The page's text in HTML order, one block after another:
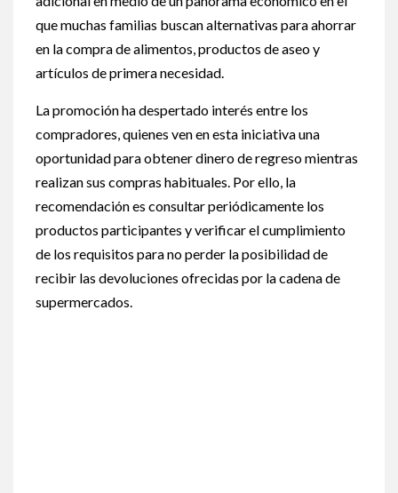
que muchas familias buscan alternativas para ahorrar
en la compra de alimentos, productos de aseo y
artículos de primera necesidad.
La promoción ha despertado interés entre los
compradores, quienes ven en esta iniciativa una
oportunidad para obtener dinero de regreso mientras
realizan sus compras habituales. Por ello, la
recomendación es consultar periódicamente los
productos participantes y verificar el cumplimiento
de los requisitos para no perder la posibilidad de
recibir las devoluciones ofrecidas por la cadena de
supermercados.